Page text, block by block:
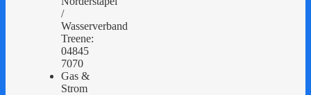
/
Wasserverband
Treene:
04845
7070
Gas &
Strom